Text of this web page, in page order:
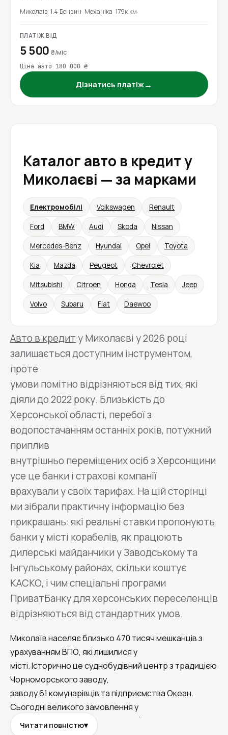
Миколаїв 1.4 Бензин Механіка 179к км
ПЛАТІЖ ВІД
5 500₴/міс
Ціна авто 180 000 ₴
Дізнатись платіж→
Каталог авто в кредит у
Миколаєві — за марками
Електромобілі Volkswagen Renault
Ford BMW Audi Skoda Nissan
Mercedes-Benz Hyundai Opel Toyota
Kia Mazda Peugeot Chevrolet
Mitsubishi Citroen Honda Tesla Jeep
Volvo Subaru Fiat Daewoo
Авто в кредиту Миколаєві у 2026 році
залишається доступним інструментом,
проте
умови помітно відрізняються від тих, які
діяли до 2022 року. Близькість до
Херсонської області, перебої з
водопостачанням останніх років, потужний
приплив
внутрішньо переміщених осіб з Херсонщини
усе це банки і страхові компанії
врахували у своїх тарифах. На цій сторінці
ми зібрали практичну інформацію без
прикрашань: які реальні ставки пропонують
банки у місті корабелів, як працюють
дилерські майданчики у Заводському та
Інгульському районах, скільки коштує
КАСКО, і чим спеціальні програми
ПриватБанку для херсонських переселенців
відрізняються від стандартних умов.
Миколаїв населяє близько 470 тисяч мешканців з
урахуванням ВПО, які лишилися у
місті. Історично це суднобудівний центр з традицією
Чорноморського заводу,
заводу 61 комунарівців та підприємства Океан.
Сьогодні великого замовлення у
галузі немає, проте місто живе сферою послуг,
Читати повністю▾